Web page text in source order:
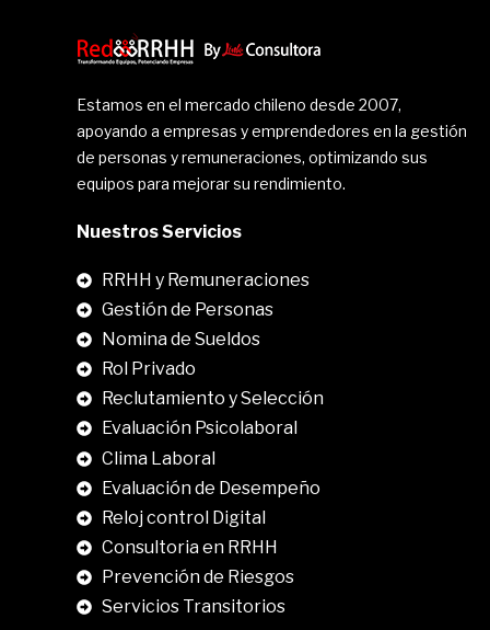
Estamos en el mercado chileno desde 2007,
apoyando a empresas y emprendedores en la gestión
de personas y remuneraciones, optimizando sus
equipos para mejorar su rendimiento.
Nuestros Servicios
RRHH y Remuneraciones
Gestión de Personas
Nomina de Sueldos
Rol Privado
Reclutamiento y Selección
Evaluación Psicolaboral
Clima Laboral
Evaluación de Desempeño
Reloj control Digital
Consultoria en RRHH
Prevención de Riesgos
Servicios Transitorios